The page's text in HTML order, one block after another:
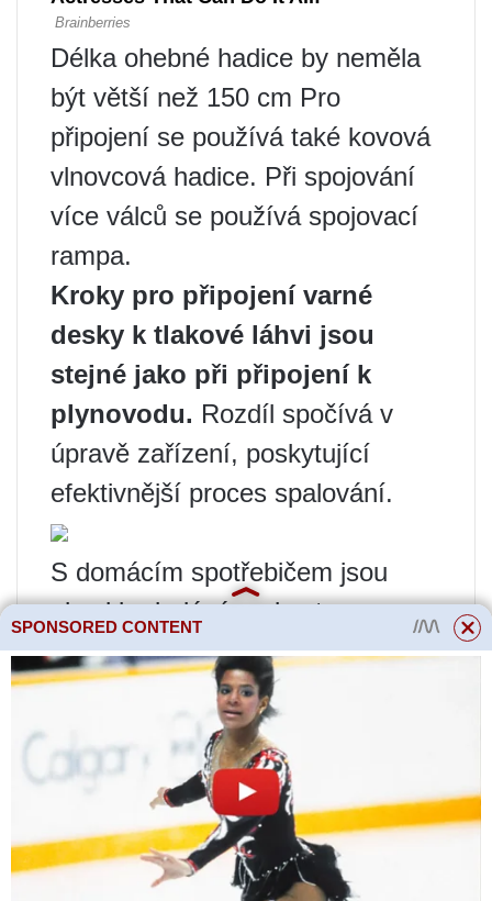
Délka ohebné hadice by neměla
být větší než 150 cm Pro
připojení se používá také kovová
vlnovcová hadice. Při spojování
více válců se používá spojovací
rampa.
Kroky pro připojení varné
desky k tlakové láhvi jsou
stejné jako při připojení k
plynovodu. Rozdíl spočívá v
úpravě zařízení, poskytující
efektivnější proces spalování.
S domácím spotřebičem jsou
obvykle dodávány dva typy
trysek. Některé jsou určeny pro
hlavní plyn, mají větší průměr
otvoru. Jiné jsou pro připevnění k
válci. Standardně jsou v panelu
instalovány trysky pro plynovod.
V případě potřeby se vymění
pomocí klíčů, které jsou součástí
SPONSORED CONTENT